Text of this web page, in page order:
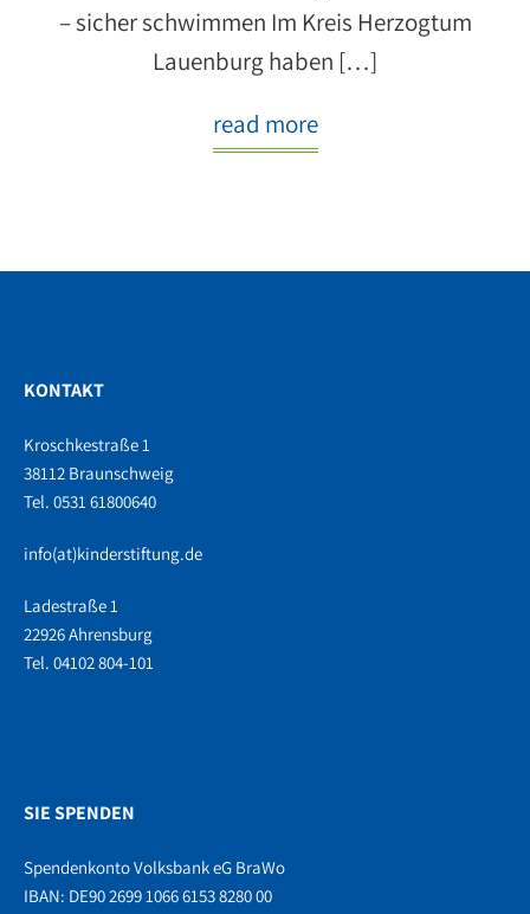
– sicher schwimmen Im Kreis Herzogtum
Lauenburg haben […]
read more
KONTAKT
Kroschkestraße 1
38112 Braunschweig
Tel. 0531 61800640
info(at)kinderstiftung.de
Ladestraße 1
22926 Ahrensburg
Tel. 04102 804-101
SIE SPENDEN
Spendenkonto Volksbank eG BraWo
IBAN: DE90 2699 1066 6153 8280 00